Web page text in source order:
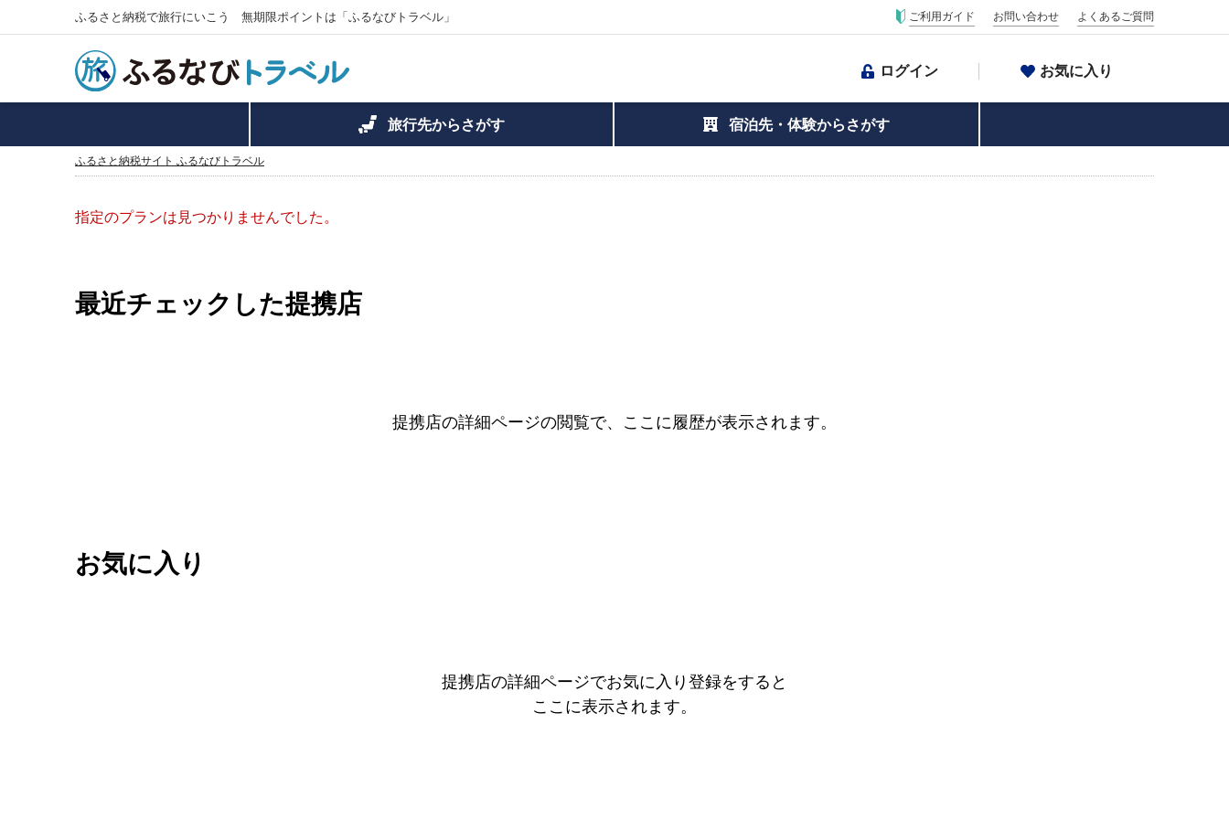
ふるさと納税で旅行にいこう 無期限ポイントは「ふるなびトラベル」 ご利用ガイド お問い合わせ よくあるご質問
ログイン お気に入り
旅行先からさがす 宿泊先・体験からさがす
ふるさと納税サイト ふるなびトラベル
指定のプランは見つかりませんでした。
最近チェックした提携店
提携店の詳細ページの閲覧で、ここに履歴が表示されます。
お気に入り
提携店の詳細ページでお気に入り登録をすると
ここに表示されます。